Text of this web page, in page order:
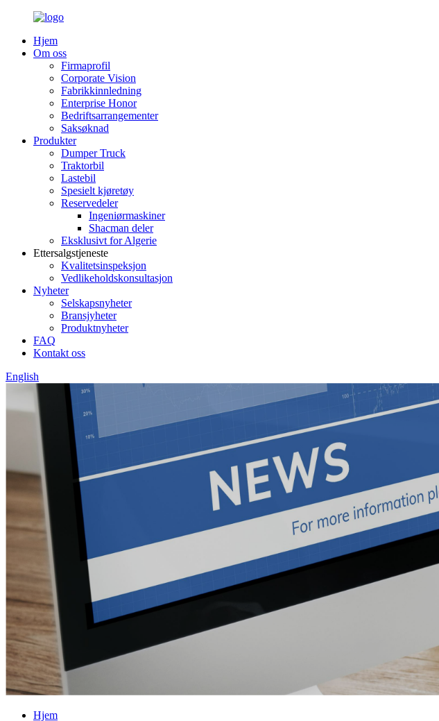
Hjem
Om oss
Firmaprofil
Corporate Vision
Fabrikkinnledning
Enterprise Honor
Bedriftsarrangementer
Saksøknad
Produkter
Dumper Truck
Traktorbil
Lastebil
Spesielt kjøretøy
Reservedeler
Ingeniørmaskiner
Shacman deler
Eksklusivt for Algerie
Ettersalgstjeneste
Kvalitetsinspeksjon
Vedlikeholdskonsultasjon
Nyheter
Selskapsnyheter
Bransjyheter
Produktnyheter
FAQ
Kontakt oss
English
Hjem